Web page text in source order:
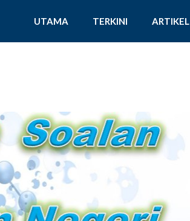
UTAMA TERKINI ARTIKEL